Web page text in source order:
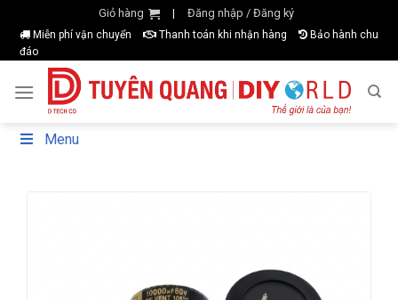
content
Giỏ hàng | Đăng nhập / Đăng ký
Miễn phí vận chuyển Thanh toán khi nhận hàng
Bảo hành chu
đáo
Menu